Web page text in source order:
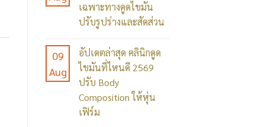
รีวิว
ดูด
ไข
มัน
Deva
Clinic
pantip
เฉพาะทางดูดไขมัน
ปรับรูปร่างและสัดส่วน
Comments
on
ดี
ว่า
คลินิก
09
Aug
อัปเดตล่าสุด คลินิกดูด
ไขมันที่ไหนดี 2569
ปรับ Body
Composition ให้หุ่น
เฟิร์ม